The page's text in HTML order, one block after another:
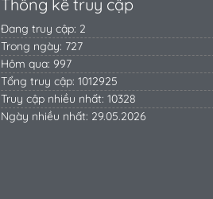
Thống kê truy cập
Đang truy cập: 2
Trong ngày: 727
Hôm qua: 997
Tổng truy cập: 1012925
Truy cập nhiều nhất: 10328
Ngày nhiều nhất: 29.05.2026